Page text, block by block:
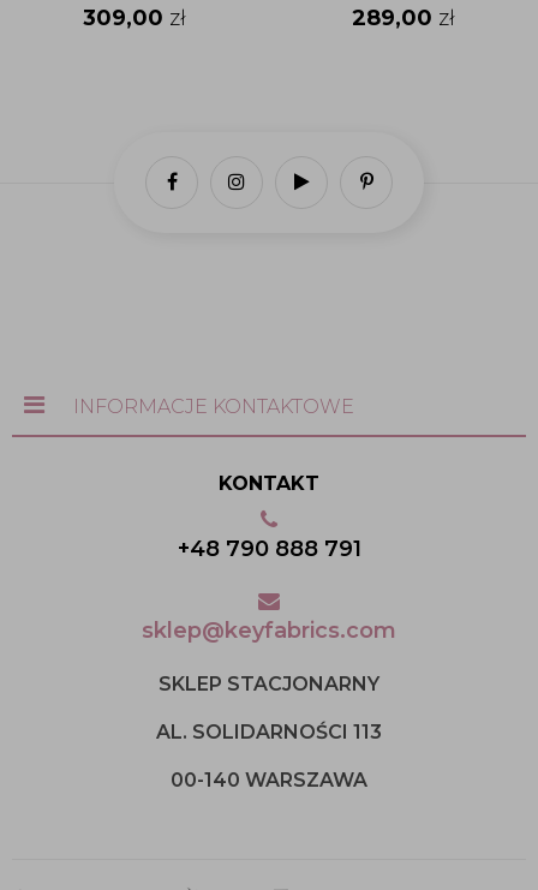
309,00 zł 289,00 zł
INFORMACJE KONTAKTOWE
KONTAKT
+48 790 888 791
sklep@keyfabrics.com
SKLEP STACJONARNY
AL. SOLIDARNOŚCI 113
00-140 WARSZAWA